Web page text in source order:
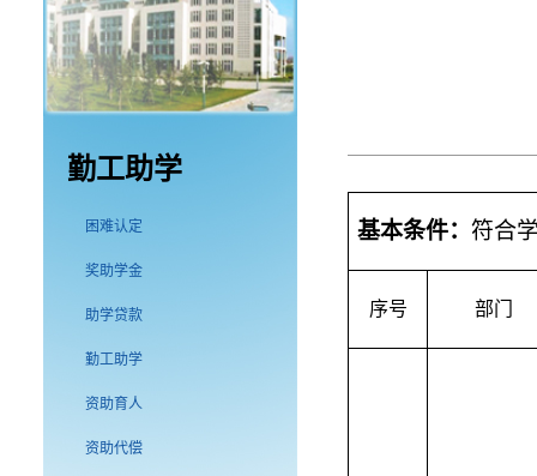
勤工助学
困难认定
奖助学金
助学贷款
勤工助学
资助育人
资助代偿
基本条件： 符合
序号 部门